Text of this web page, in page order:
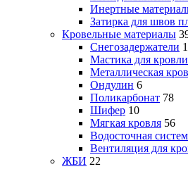
Инертные
Затирка для швов
Кровельные материалы
Снегозадержатели
Мастика для кровли
Металлическая
Ондулин 6
Поликарбонат 78
Шифер 10
Мягкая кровля 56
Водосточная
Вентиляция для
ЖБИ 22